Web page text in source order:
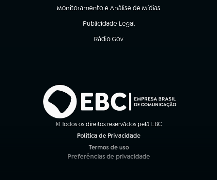
Monitoramento e Análise de Mídias
(abre em nova aba)
Publicidade Legal
(abre em nova aba)
Rádio Gov
(abre em nova aba)
© Todos os direitos reservados pela EBC
Política de Privacidade
Termos de uso
(abre em nova aba)
Preferências de privacidade